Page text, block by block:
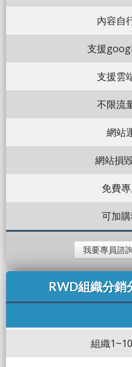
內容自
支援
支援雲
不限流
網站
網站損
免費
可加
我要專員諮
RWD組織分銷
組織